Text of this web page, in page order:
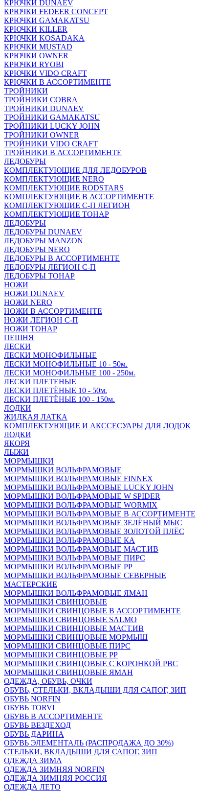
КРЮЧКИ DUNAEV
КРЮЧКИ FEDEER CONCEPT
КРЮЧКИ GAMAKATSU
КРЮЧКИ KILLER
КРЮЧКИ KOSADAKA
КРЮЧКИ MUSTAD
КРЮЧКИ OWNER
КРЮЧКИ RYOBI
КРЮЧКИ VIDO CRAFT
КРЮЧКИ В АССОРТИМЕНТЕ
ТРОЙНИКИ
ТРОЙНИКИ COBRA
ТРОЙНИКИ DUNAEV
ТРОЙНИКИ GAMAKATSU
ТРОЙНИКИ LUCKY JOHN
ТРОЙНИКИ OWNER
ТРОЙНИКИ VIDO CRAFT
ТРОЙНИКИ В АССОРТИМЕНТЕ
ЛЕДОБУРЫ
КОМПЛЕКТУЮЩИЕ ДЛЯ ЛЕДОБУРОВ
КОМПЛЕКТУЮЩИЕ NERO
КОМПЛЕКТУЮЩИЕ RODSTARS
КОМПЛЕКТУЮЩИЕ В АССОРТИМЕНТЕ
КОМПЛЕКТУЮЩИЕ С-П ЛЕГИОН
КОМПЛЕКТУЮЩИЕ ТОНАР
ЛЕДОБУРЫ
ЛЕДОБУРЫ DUNAEV
ЛЕДОБУРЫ MANZON
ЛЕДОБУРЫ NERO
ЛЕДОБУРЫ В АССОРТИМЕНТЕ
ЛЕДОБУРЫ ЛЕГИОН С-П
ЛЕДОБУРЫ ТОНАР
НОЖИ
НОЖИ DUNAEV
НОЖИ NERO
НОЖИ В АССОРТИМЕНТЕ
НОЖИ ЛЕГИОН С-П
НОЖИ ТОНАР
ПЕШНЯ
ЛЕСКИ
ЛЕСКИ МОНОФИЛЬНЫЕ
ЛЕСКИ МОНОФИЛЬНЫЕ 10 - 50м.
ЛЕСКИ МОНОФИЛЬНЫЕ 100 - 250м.
ЛЕСКИ ПЛЕТЕНЫЕ
ЛЕСКИ ПЛЕТЁНЫЕ 10 - 50м.
ЛЕСКИ ПЛЕТЁНЫЕ 100 - 150м.
ЛОДКИ
ЖИДКАЯ ЛАТКА
КОМПЛЕКТУЮЩИЕ И АКССЕСУАРЫ ДЛЯ ЛОДОК
ЛОДКИ
ЯКОРЯ
ЛЫЖИ
МОРМЫШКИ
МОРМЫШКИ ВОЛЬФРАМОВЫЕ
МОРМЫШКИ ВОЛЬФРАМОВЫЕ FINNEX
МОРМЫШКИ ВОЛЬФРАМОВЫЕ LUCKY JOHN
МОРМЫШКИ ВОЛЬФРАМОВЫЕ W SPIDER
МОРМЫШКИ ВОЛЬФРАМОВЫЕ WORMIX
МОРМЫШКИ ВОЛЬФРАМОВЫЕ В АССОРТИМЕНТЕ
МОРМЫШКИ ВОЛЬФРАМОВЫЕ ЗЕЛЁНЫЙ МЫС
МОРМЫШКИ ВОЛЬФРАМОВЫЕ ЗОЛОТОЙ ПЛЁС
МОРМЫШКИ ВОЛЬФРАМОВЫЕ КА
МОРМЫШКИ ВОЛЬФРАМОВЫЕ МАСТ.ИВ
МОРМЫШКИ ВОЛЬФРАМОВЫЕ ПИРС
МОРМЫШКИ ВОЛЬФРАМОВЫЕ РР
МОРМЫШКИ ВОЛЬФРАМОВЫЕ СЕВЕРНЫЕ
МАСТЕРСКИЕ
МОРМЫШКИ ВОЛЬФРАМОВЫЕ ЯМАН
МОРМЫШКИ СВИНЦОВЫЕ
МОРМЫШКИ СВИНЦОВЫЕ В АССОРТИМЕНТЕ
МОРМЫШКИ СВИНЦОВЫЕ SALMO
МОРМЫШКИ СВИНЦОВЫЕ МАСТ.ИВ
МОРМЫШКИ СВИНЦОВЫЕ МОРМЫШ
МОРМЫШКИ СВИНЦОВЫЕ ПИРС
МОРМЫШКИ СВИНЦОВЫЕ РР
МОРМЫШКИ СВИНЦОВЫЕ С КОРОНКОЙ РВС
МОРМЫШКИ СВИНЦОВЫЕ ЯМАН
ОДЕЖДА, ОБУВЬ, ОЧКИ
ОБУВЬ, СТЕЛЬКИ, ВКЛАДЫШИ ДЛЯ САПОГ, ЗИП
ОБУВЬ NORFIN
ОБУВЬ TORVI
ОБУВЬ В АССОРТИМЕНТЕ
ОБУВЬ ВЕЗДЕХОД
ОБУВЬ ДАРИНА
ОБУВЬ ЭЛЕМЕНТАЛЬ (РАСПРОДАЖА ДО 30%)
СТЕЛЬКИ, ВКЛАДЫШИ ДЛЯ САПОГ, ЗИП
ОДЕЖДА ЗИМА
ОДЕЖДА ЗИМНЯЯ NORFIN
ОДЕЖДА ЗИМНЯЯ РОССИЯ
ОДЕЖДА ЛЕТО